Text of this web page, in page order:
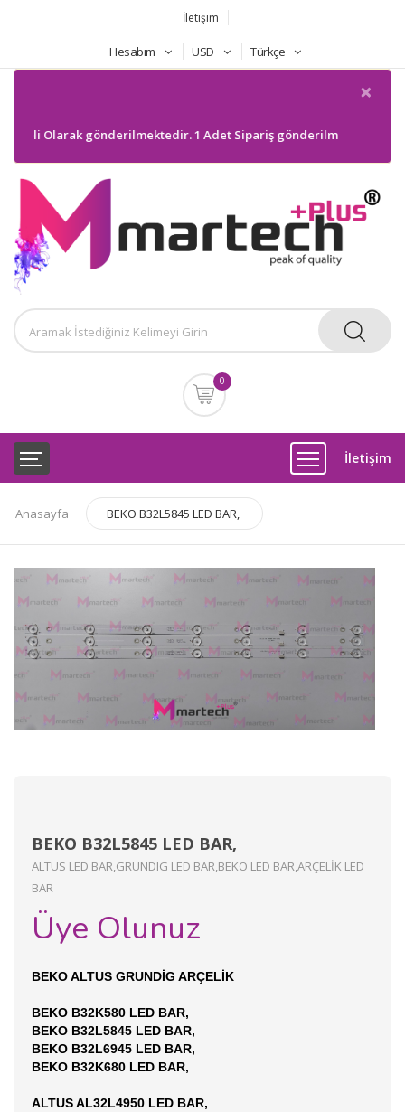
İletişim
Hesabım USD Türkçe
×
Olarak gönderilmektedir. 1 Adet Sipariş gönderilmeyecektir.
0
İletişim
Anasayfa BEKO B32L5845 LED BAR,
BEKO B32L5845 LED BAR,
ALTUS LED BAR,GRUNDIG LED BAR,BEKO LED BAR,ARÇELİK LED
BAR
Üye Olunuz
BEKO ALTUS GRUNDİG ARÇELİK
BEKO B32K580 LED BAR,
BEKO B32L5845 LED BAR,
BEKO B32L6945 LED BAR,
BEKO B32K680 LED BAR,
ALTUS AL32L4950 LED BAR,